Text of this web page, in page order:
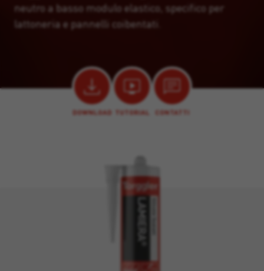
neutro a basso modulo elastico, specifico per
lattoneria e pannelli coibentati.
DOWNLOAD TUTORIAL CONTATTI